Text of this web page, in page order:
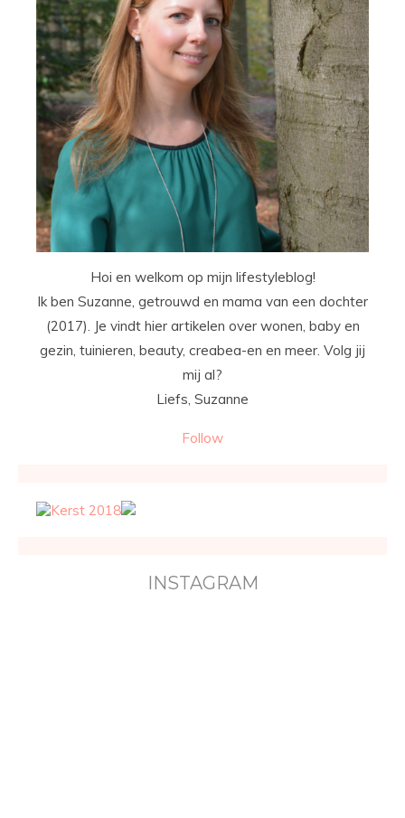
Hoi en welkom op mijn lifestyleblog!
Ik ben Suzanne, getrouwd en mama van een dochter
(2017). Je vindt hier artikelen over wonen, baby en
gezin, tuinieren, beauty, creabea-en en meer. Volg jij
mij al?
Liefs, Suzanne
Follow
INSTAGRAM